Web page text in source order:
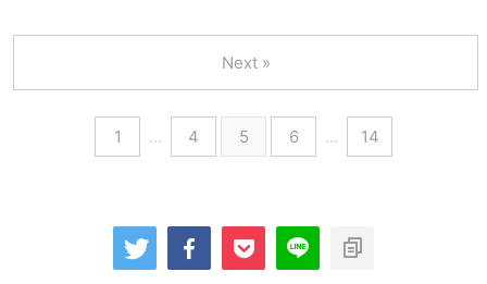
1 … 4 5 6 … 14
Next »